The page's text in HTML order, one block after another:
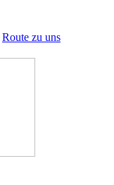
Route zu uns